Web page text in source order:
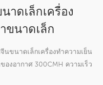
าดเล็กเครื่อง
ขนาดเล็ก
นขนาดเล็กเครื่องทำความเย็น
งอากาศ 300CMH ความเร็ว